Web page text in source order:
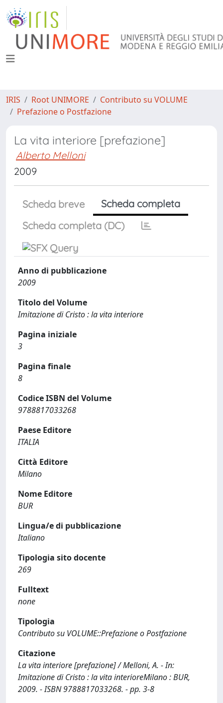
IRIS Root UNIMORE
Contributo su VOLUME
Prefazione o Postfazione
La vita interiore [prefazione]
Alberto Melloni
2009
Scheda breve
Scheda completa
Scheda completa (DC)
Anno di pubblicazione
2009
Titolo del Volume
Imitazione di Cristo : la vita interiore
Pagina iniziale
3
Pagina finale
8
Codice ISBN del Volume
9788817033268
Paese Editore
ITALIA
Città Editore
Milano
Nome Editore
BUR
Lingua/e di pubblicazione
Italiano
Tipologia sito docente
269
Fulltext
none
Tipologia
Contributo su VOLUME::Prefazione o Postfazione
Citazione
La vita interiore [prefazione] / Melloni, A. - In:
Imitazione di Cristo : la vita interioreMilano : BUR,
2009. - ISBN 9788817033268. - pp. 3-8